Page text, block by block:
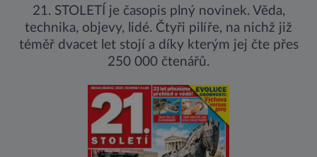
21. STOLETÍ je časopis plný novinek. Věda,
technika, objevy, lidé. Čtyři pilíře, na nichž již
téměř dvacet let stojí a díky kterým jej čte přes
250 000 čtenářů.